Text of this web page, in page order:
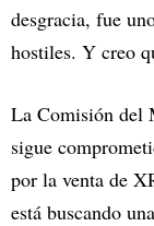
desgracia, fue
hostiles. Y creo
La Comisión del
sigue
por la venta de
está buscando